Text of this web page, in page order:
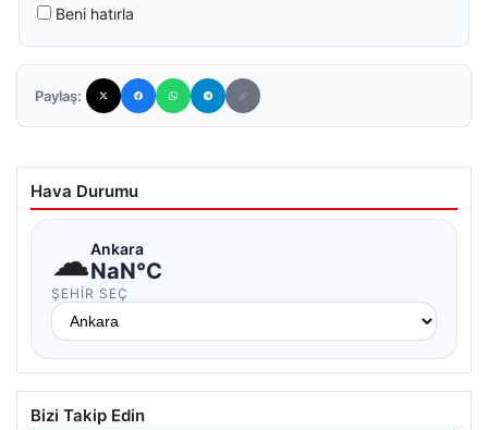
Beni hatırla
Paylaş:
Hava Durumu
☁Ankara
NaN°C
ŞEHIR SEÇ
Bizi Takip Edin